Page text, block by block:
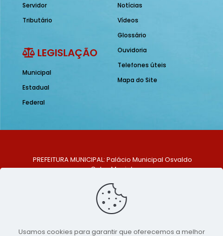
Servidor
Tributário
LEGISLAÇÃO
Municipal
Estadual
Federal
Notícias
Vídeos
Glossário
Ouvidoria
Telefones úteis
Mapa do Site
PREFEITURA MUNICIPAL: Palácio Municipal Osvaldo
Celso Maciel
Centro, São Bento do Una - PE. CEP: 553370-128
TELEFONE: (81) 99548-1569
E-MAIL: ouvidoria@saobentodouna.pe.gov.br
Usamos cookies para garantir que oferecemos a melhor